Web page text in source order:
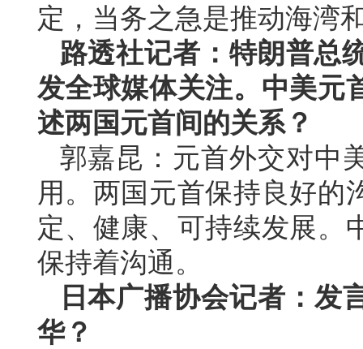
定，当务之急是推动海湾
路透社记者：特朗普总
发全球媒体关注。中美元
述两国元首间的关系？
郭嘉昆：元首外交对中
用。两国元首保持良好的
定、健康、可持续发展。
保持着沟通。
日本广播协会记者：发
华？